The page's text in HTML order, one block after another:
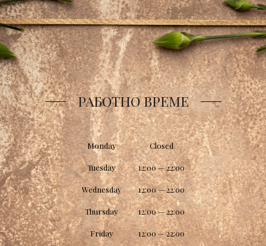
РАБОТНО ВРЕМЕ
Monday Closed
Tuesday 12:00 — 22:00
Wednesday 12:00 — 22:00
Thursday 12:00 — 22:00
Friday 12:00 — 22:00